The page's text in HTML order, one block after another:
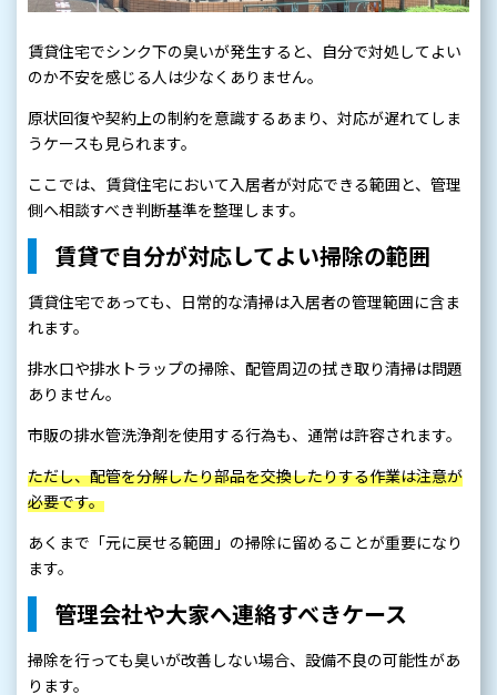
賃貸住宅でシンク下の臭いが発生すると、自分で対処してよい
のか不安を感じる人は少なくありません。
原状回復や契約上の制約を意識するあまり、対応が遅れてしま
うケースも見られます。
ここでは、賃貸住宅において入居者が対応できる範囲と、管理
側へ相談すべき判断基準を整理します。
賃貸で自分が対応してよい掃除の範囲
賃貸住宅であっても、日常的な清掃は入居者の管理範囲に含ま
れます。
排水口や排水トラップの掃除、配管周辺の拭き取り清掃は問題
ありません。
市販の排水管洗浄剤を使用する行為も、通常は許容されます。
ただし、配管を分解したり部品を交換したりする作業は注意が
必要です。
あくまで「元に戻せる範囲」の掃除に留めることが重要になり
ます。
管理会社や大家へ連絡すべきケース
掃除を行っても臭いが改善しない場合、設備不良の可能性があ
ります。